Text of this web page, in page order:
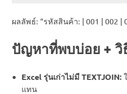
ผลลัพธ์: “รหัสสินค้า: | 001 | 002 |
ปัญหาที่พบบ่อย + วิ
Excel รุ่นเก่าไม่มี TEXTJOIN:
แทน